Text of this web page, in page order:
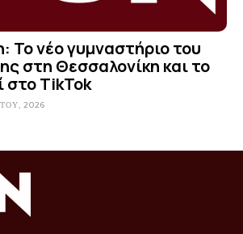
Το νέο γυμναστήριο του
στη Θεσσαλονίκη και το
στο TikTok
2026